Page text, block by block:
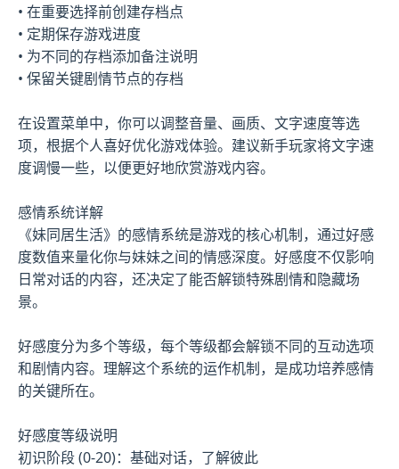
• 在重要选择前创建存档点
• 定期保存游戏进度
• 为不同的存档添加备注说明
• 保留关键剧情节点的存档
在设置菜单中，你可以调整音量、画质、文字速度等选
项，根据个人喜好优化游戏体验。建议新手玩家将文字速
度调慢一些，以便更好地欣赏游戏内容。
感情系统详解
《妹同居生活》的感情系统是游戏的核心机制，通过好感
度数值来量化你与妹妹之间的情感深度。好感度不仅影响
日常对话的内容，还决定了能否解锁特殊剧情和隐藏场
景。
好感度分为多个等级，每个等级都会解锁不同的互动选项
和剧情内容。理解这个系统的运作机制，是成功培养感情
的关键所在。
好感度等级说明
初识阶段 (0-20)：基础对话，了解彼此